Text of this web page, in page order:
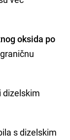
oksida po
dizelskim
s dizelskim